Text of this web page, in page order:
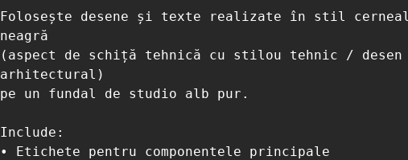
Folosește desene și texte realizate în stil
neagră
(aspect de schiță tehnică cu stilou tehnic / desen
arhitectural)
pe un fundal de studio alb pur.
Include:
• Etichete pentru componentele principale